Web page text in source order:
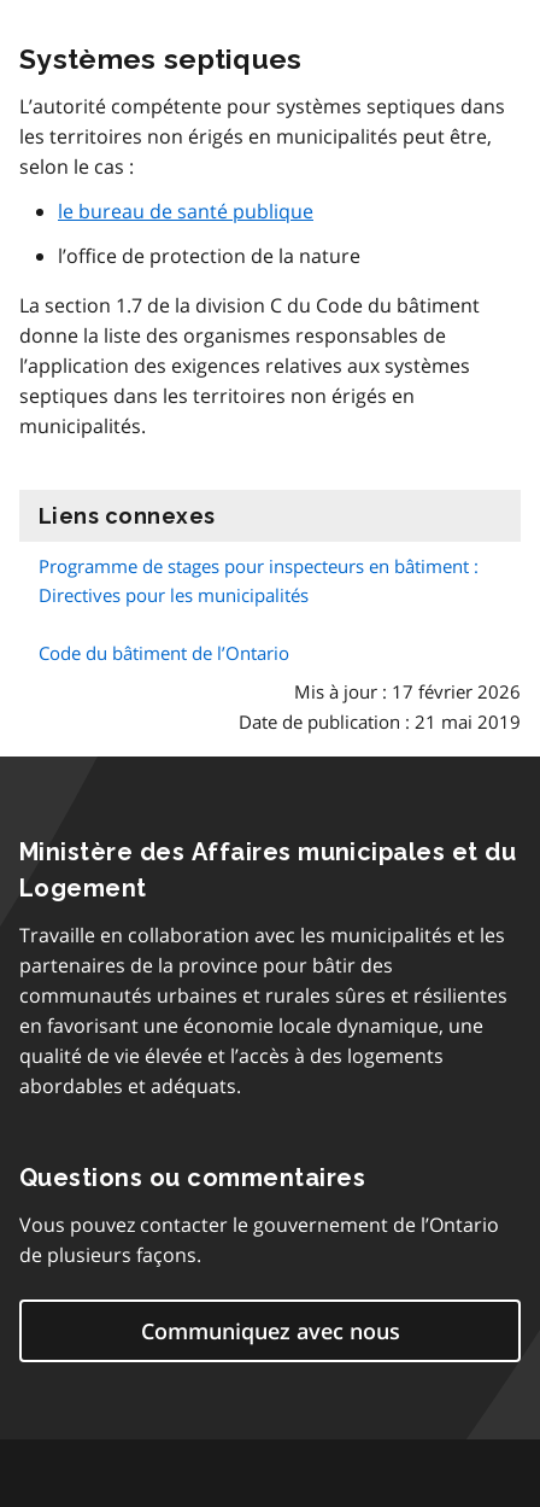
Systèmes septiques
L’autorité compétente pour systèmes septiques dans
les territoires non érigés en municipalités peut être,
selon le cas :
le bureau de santé publique
l’office de protection de la nature
La section 1.7 de la division C du Code du bâtiment
donne la liste des organismes responsables de
l’application des exigences relatives aux systèmes
septiques dans les territoires non érigés en
municipalités.
Liens connexes
Programme de stages pour inspecteurs en bâtiment :
Directives pour les municipalités
Code du bâtiment de l’Ontario
Mis à jour : 17 février 2026
Date de publication : 21 mai 2019
Ministère des Affaires municipales et du
Logement
Travaille en collaboration avec les municipalités et les
partenaires de la province pour bâtir des
communautés urbaines et rurales sûres et résilientes
en favorisant une économie locale dynamique, une
qualité de vie élevée et l’accès à des logements
abordables et adéquats.
Questions ou commentaires
Vous pouvez contacter le gouvernement de l’Ontario
de plusieurs façons.
Communiquez avec nous